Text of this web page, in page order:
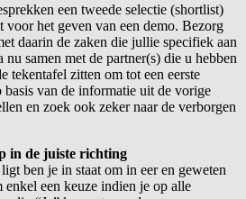
een tweede selectie (shortlist)
voor het geven van een demo. Bezorg
daarin de zaken die jullie specifiek aan
samen met de partner(s) die u hebben
tekentafel zitten om tot een eerste
van de informatie uit de vorige
en zoek ook zeker naar de verborgen
in de juiste richting
ben je in staat om in eer en geweten
enkel een keuze indien je op alle